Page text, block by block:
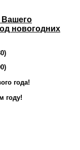
новогодних
года!
году!